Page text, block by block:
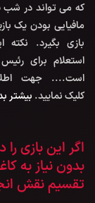
که می تواند در شب
مافیایی بودن یک
بازی بگیرد.
استعلام برای
است.... جهت
کلیک نمایید. بیشتر
اگر این بازی
بدون نیاز به
تقسیم نقش